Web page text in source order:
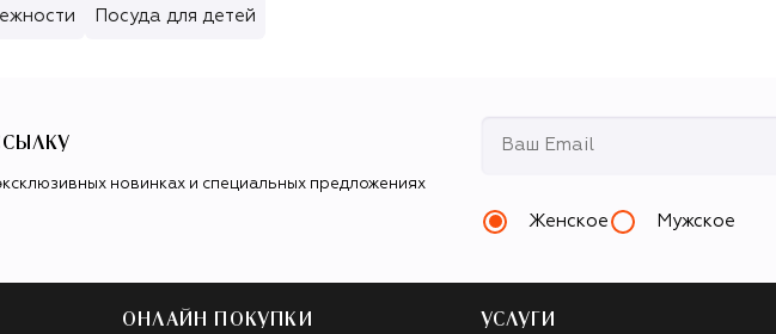
Посуда для детей
новинках и специальных предложениях
Женское Мужское
ОНЛАЙН ПОКУПКИ УСЛУГИ